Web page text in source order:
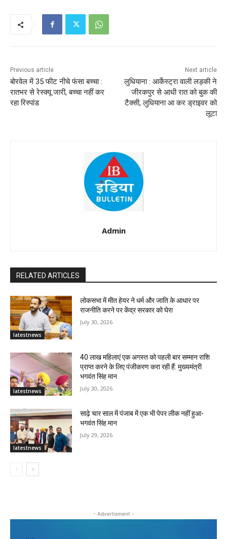
Previous article
बोरवेल में 35 फीट नीचे फंसा बच्चा :
रातभर से रेस्क्यू जारी, बच्चा नहीं कर
रहा रिस्पांड
Next article
लुधियाना : आर्केस्ट्रा वाली लड़की ने
जीरकपुर से आधी रात को बुक की
टैक्सी, लुधियाना आ कर ड्राइवर को
लूटा
Admin
RELATED ARTICLES
latestnews
लोकसभा में मीत हेयर ने धर्म और जाति के आधार पर
राजनीति करने पर केंद्र सरकार को घेरा
July 30, 2026
latestnews
40 लाख महिलाएं एक अगस्त को पहली बार सम्मान राशि
प्राप्त करने के लिए पंजीकरण करा रही हैं: मुख्यमंत्री
भगवंत सिंह मान
July 30, 2026
latestnews
साढ़े चार साल में पंजाब में एक भी पेपर लीक नहीं हुआ-
भगवंत सिंह मान
July 29, 2026
- Advertisment -